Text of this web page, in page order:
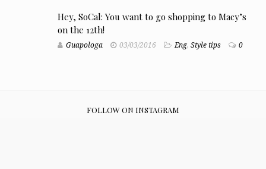
Hey, SoCal: You want to go shopping to Macy’s
on the 12th!
Guapologa 03/03/2016 Eng, Style tips 0
FOLLOW ON INSTAGRAM